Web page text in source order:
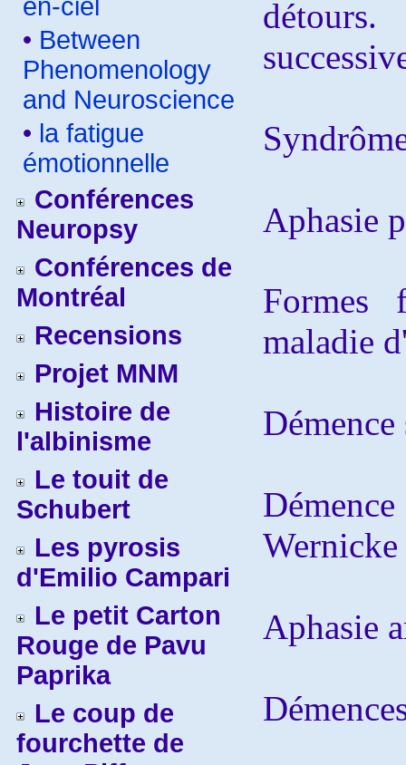
en-ciel
• Between
Phenomenology
and Neuroscience
• la fatigue
émotionnelle
Conférences
Neuropsy
Conférences de
Montréal
Recensions
Projet MNM
Histoire de
l'albinisme
Le touit de
Schubert
Les pyrosis
d'Emilio Campari
Le petit Carton
Rouge de Pavu
Paprika
Le coup de
fourchette de
Aphasie
Formes
maladie
Démence
Wernicke
Aphasie